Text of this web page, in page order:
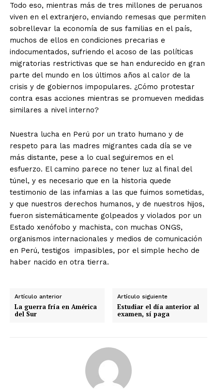
SUSCRIBETE
Todo eso, mientras más de tres millones de peruanos
viven en el extranjero, enviando remesas que permiten
sobrellevar la economía de sus familias en el país,
muchos de ellos en condiciones precarias e
indocumentados, sufriendo el acoso de las políticas
migratorias restrictivas que se han endurecido en gran
parte del mundo en los últimos años al calor de la
crisis y de gobiernos impopulares. ¿Cómo protestar
contra esas acciones mientras se promueven medidas
similares a nivel interno?
Nuestra lucha en Perú por un trato humano y de
respeto para las madres migrantes cada día se ve
más distante, pese a lo cual seguiremos en el
esfuerzo. El camino parece no tener luz al final del
túnel, y es necesario que en la historia quede
testimonio de las infamias a las que fuimos sometidas,
y que nuestros derechos humanos, y de nuestros hijos,
fueron sistemáticamente golpeados y violados por un
Estado xenófobo y machista, con muchas ONGS,
organismos internacionales y medios de comunicación
en Perú, testigos impasibles, por el simple hecho de
haber nacido en otra tierra.
Artículo anterior
La guerra fría en América
del Sur
Artículo siguiente
Estudiar el día anterior al
examen, sí paga